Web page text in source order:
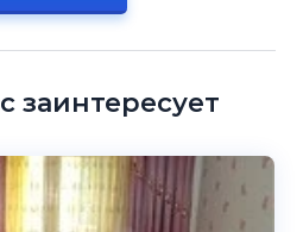
заинтересует